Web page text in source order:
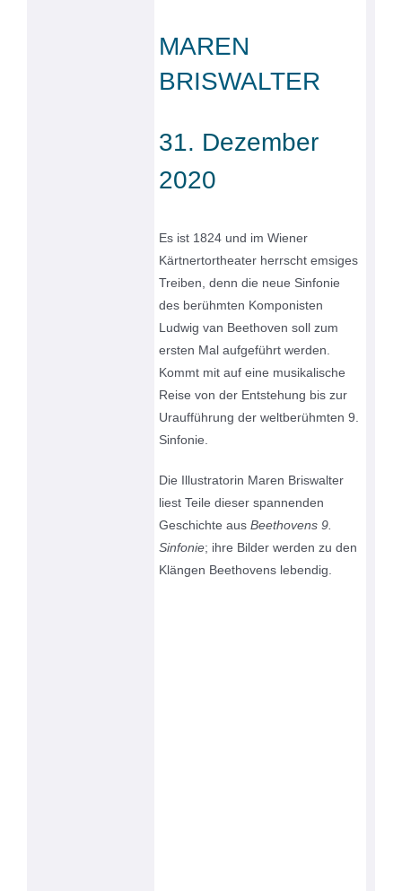
MAREN
BRISWALTER
31. Dezember
2020
Es ist 1824 und im Wiener
Kärtnertortheater herrscht emsiges
Treiben, denn die neue Sinfonie
des berühmten Komponisten
Ludwig van Beethoven soll zum
ersten Mal aufgeführt werden.
Kommt mit auf eine musikalische
Reise von der Entstehung bis zur
Uraufführung der weltberühmten 9.
Sinfonie.
Die Illustratorin Maren Briswalter
liest Teile dieser spannenden
GeschichteausBeethovens 9.
Sinfonie; ihre Bilder werden zu den
Klängen Beethovens lebendig.